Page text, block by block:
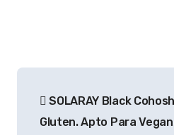
de SOLARAY Black
Gluten. Apto Para